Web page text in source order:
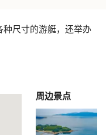
尺寸的游艇，还举办
周边景点